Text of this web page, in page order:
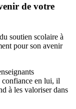
de votre
soutien scolaire à
pour son avenir
confiance en lui, il
à les valoriser dans